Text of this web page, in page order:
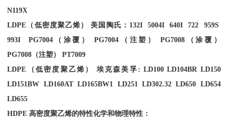
N119X
LDPE （低密度聚乙烯） 美国陶氏： 132I 5004I 640I 722 959S
993I PG7004（涂覆）PG7004 （注塑）PG7008 （涂覆）
PG7008 （注塑）
PT7009
LDPE （低密度聚乙烯） 埃克森美孚 : LD100 LD104BR LD150
LD151BW LD160AT LD165BW1 LD251 LD302.32 LD650 LD654
LD655
HDPE高密度聚乙烯的特性化学和物理特性：